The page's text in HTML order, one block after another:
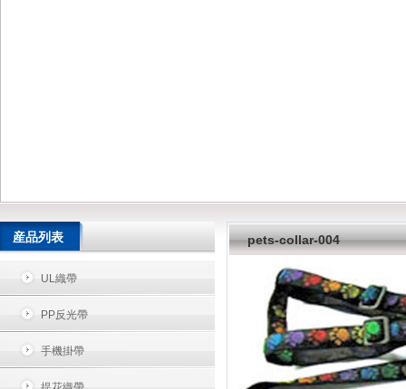
産品列表
UL織帶
PP反光帶
手機掛帶
pets-collar-004